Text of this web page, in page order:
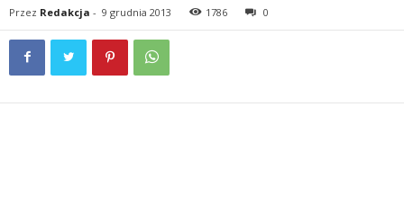
Przez Redakcja - 9 grudnia 2013 1786 0